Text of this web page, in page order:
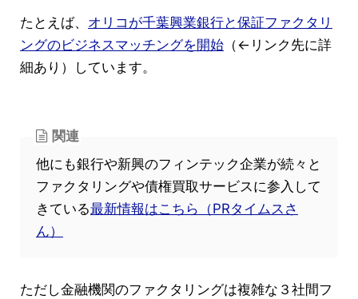
たとえば、 オリコが千葉興業銀行と保証ファクタリ
ングのビジネスマッチングを開始 （←リンク先に詳
細あり）しています。
関連
他にも銀行や新興のフィンテック企業が続々と
ファクタリングや債権買取サービスに参入して
きている最新情報はこちら（PRタイムスさ
ん）
ただし金融機関のファクタリングは複雑な３社間フ